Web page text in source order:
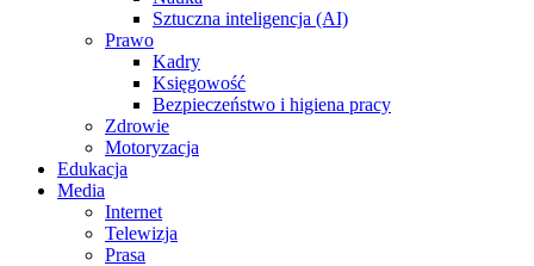
Sztuczna inteligencja (AI)
Prawo
Kadry
Księgowość
Bezpieczeństwo i higiena pracy
Zdrowie
Motoryzacja
Edukacja
Media
Internet
Telewizja
Prasa